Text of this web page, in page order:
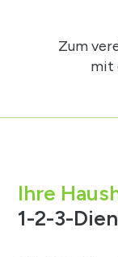
Zum
mit
Ihre
1-2-3-